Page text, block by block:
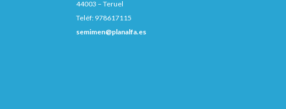
44003 – Teruel
Teléf: 978617115
semimen@planalfa.es